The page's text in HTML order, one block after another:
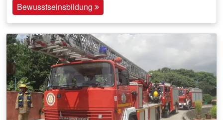
Bewusstseinsbildung